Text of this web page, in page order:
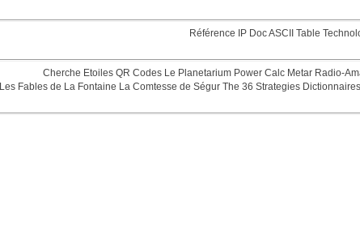
Référence IP DocASCII Table
Cherche Etoiles QR Codes Le Planetarium Power Calc Metar Radio-
Les Fables de La Fontaine La Comtesse de Ségur The 36 Strategies Dictionnaires